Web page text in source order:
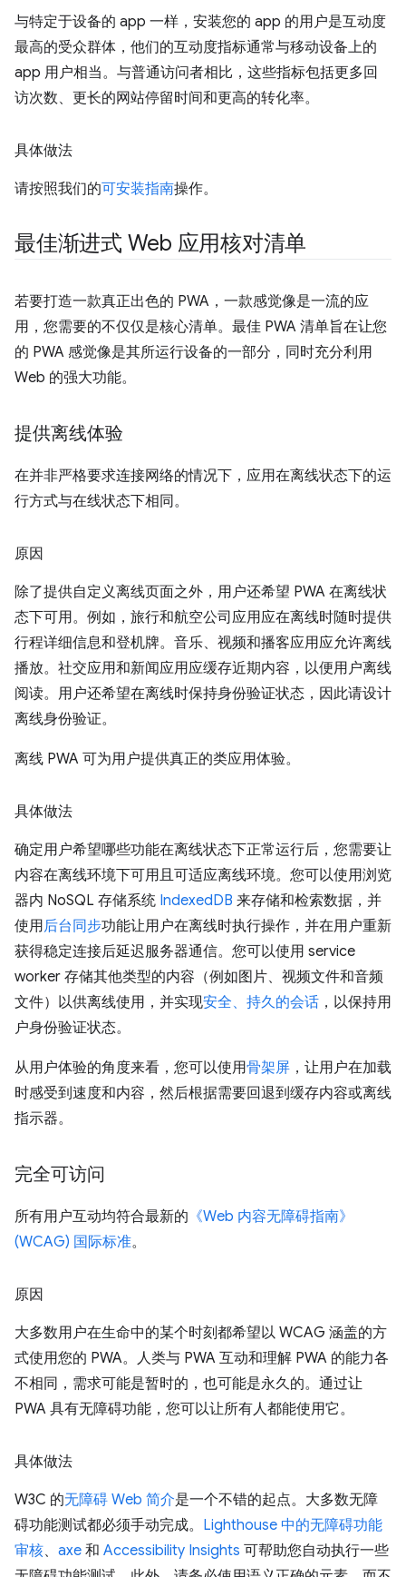
与特定于设备的 app 一样，安装您的 app 的用户是互动度
最高的受众群体，他们的互动度指标通常与移动设备上的
app 用户相当。与普通访问者相比，这些指标包括更多回
访次数、更长的网站停留时间和更高的转化率。
具体做法
请按照我们的可安装指南操作。
最佳渐进式 Web 应用核对清单
若要打造一款真正出色的 PWA，一款感觉像是一流的应
用，您需要的不仅仅是核心清单。最佳 PWA 清单旨在让您
的 PWA 感觉像是其所运行设备的一部分，同时充分利用
Web 的强大功能。
提供离线体验
在并非严格要求连接网络的情况下，应用在离线状态下的运
行方式与在线状态下相同。
原因
除了提供自定义离线页面之外，用户还希望 PWA 在离线状
态下可用。例如，旅行和航空公司应用应在离线时随时提供
行程详细信息和登机牌。音乐、视频和播客应用应允许离线
播放。社交应用和新闻应用应缓存近期内容，以便用户离线
阅读。用户还希望在离线时保持身份验证状态，因此请设计
离线身份验证。
离线 PWA 可为用户提供真正的类应用体验。
具体做法
确定用户希望哪些功能在离线状态下正常运行后，您需要让
内容在离线环境下可用且可适应离线环境。您可以使用浏览
器内 NoSQL 存储系统 IndexedDB 来存储和检索数据，并
使用后台同步功能让用户在离线时执行操作，并在用户重新
获得稳定连接后延迟服务器通信。您可以使用 service
worker 存储其他类型的内容（例如图片、视频文件和音频
文件）以供离线使用，并实现安全、持久的会话 ，以保持用
户身份验证状态。
从用户体验的角度来看，您可以使用骨架屏 ，让用户在加载
时感受到速度和内容，然后根据需要回退到缓存内容或离线
指示器。
完全可访问
所有用户互动均符合最新的 《Web 内容无障碍指南》
(WCAG) 国际标准。
原因
大多数用户在生命中的某个时刻都希望以 WCAG 涵盖的方
式使用您的 PWA。人类与 PWA 互动和理解 PWA 的能力各
不相同，需求可能是暂时的，也可能是永久的。通过让
PWA 具有无障碍功能，您可以让所有人都能使用它。
具体做法
W3C 的无障碍 Web 简介是一个不错的起点。大多数无障
碍功能测试都必须手动完成。 Lighthouse 中的无障碍功能
审核、 axe 和 Accessibility Insights 可帮助您自动执行一些